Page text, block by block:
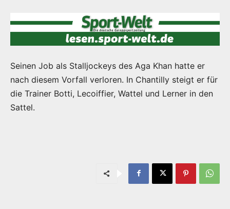
Seinen Job als Stalljockeys des Aga Khan hatte er
nach diesem Vorfall verloren. In Chantilly steigt er für
die Trainer Botti, Lecoiffier, Wattel und Lerner in den
Sattel.